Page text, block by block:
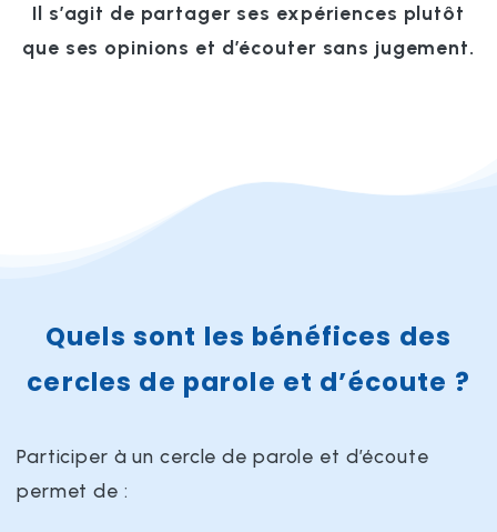
Il s’agit de partager ses expériences plutôt
que ses opinions et d’écouter sans jugement.
Quels sont les bénéfices des
cercles de parole et d’écoute ?
Participer à un cercle de parole et d’écoute
permet de :